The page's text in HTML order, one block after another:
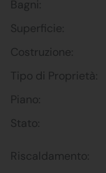
Bagni:
Superficie:
Costruzione:
Tipo di Proprietà:
Piano:
Stato:
Riscaldamento: